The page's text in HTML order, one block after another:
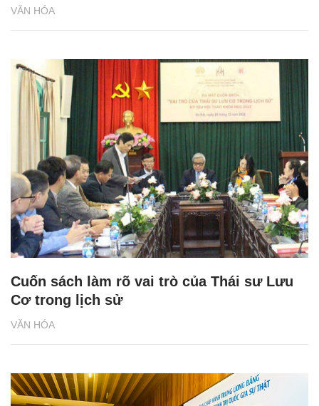
VĂN HÓA
VĂN HÓA
Cuốn sách làm rõ vai trò của Thái sư Lưu
Cơ trong lịch sử